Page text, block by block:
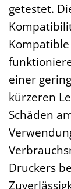
getestet.
einer
kürzeren
Schäden
Druckers